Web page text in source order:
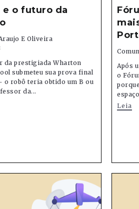
e o futuro da
E Oliveira
da prestigiada Wharton
submeteu sua prova final
o robô teria obtido um B ou
da...
Após
o
Leia